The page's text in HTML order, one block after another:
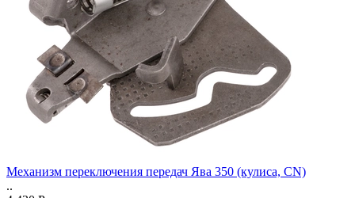
Механизм переключения передач Ява 350 (кулиса, CN)
..